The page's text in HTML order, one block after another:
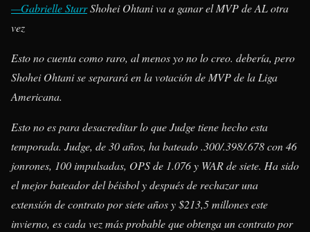
—Gabrielle StarrShohei Ohtani va a ganar el MVP de AL otra
vez
Esto no cuenta como raro, al menos yo no lo creo. debería, pero
Shohei Ohtani se separará en la votación de MVP de la Liga
Americana.
Esto no es para desacreditar lo que Judge tiene hecho esta
temporada. Judge, de 30 años, ha bateado .300/.398/.678 con 46
jonrones, 100 impulsadas, OPS de 1.076 y WAR de siete. Ha sido
el mejor bateador del béisbol y después de rechazar una
extensión de contrato por siete años y $213,5 millones este
invierno, es cada vez más probable que obtenga un contrato por